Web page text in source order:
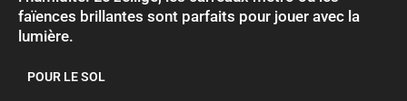
faïences brillantes sont parfaits pour jouer avec la
lumière.
POUR LE SOL